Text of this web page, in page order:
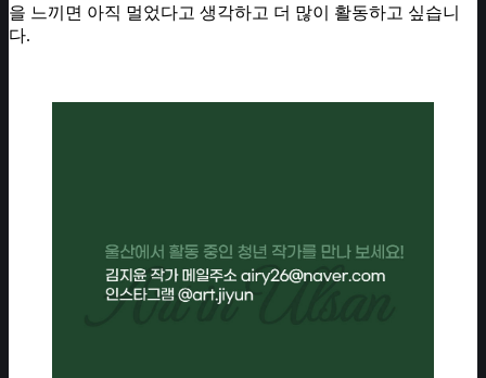
을 느끼면 아직 멀었다고 생각하고 더 많이 활동하고 싶습니
다.